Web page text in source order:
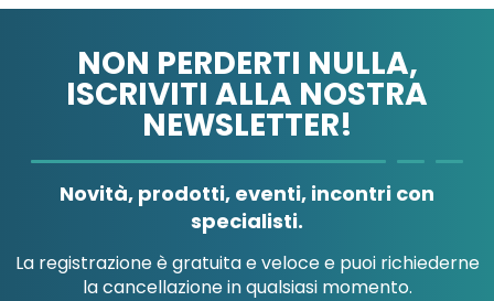
A.MENARINI
A.MENARINI
NON PERDERTI NULLA,
ISCRIVITI ALLA NOSTRA
NEWSLETTER!
Novità, prodotti, eventi, incontri con
specialisti.
La registrazione è gratuita e veloce e puoi richiederne
la cancellazione in qualsiasi momento.